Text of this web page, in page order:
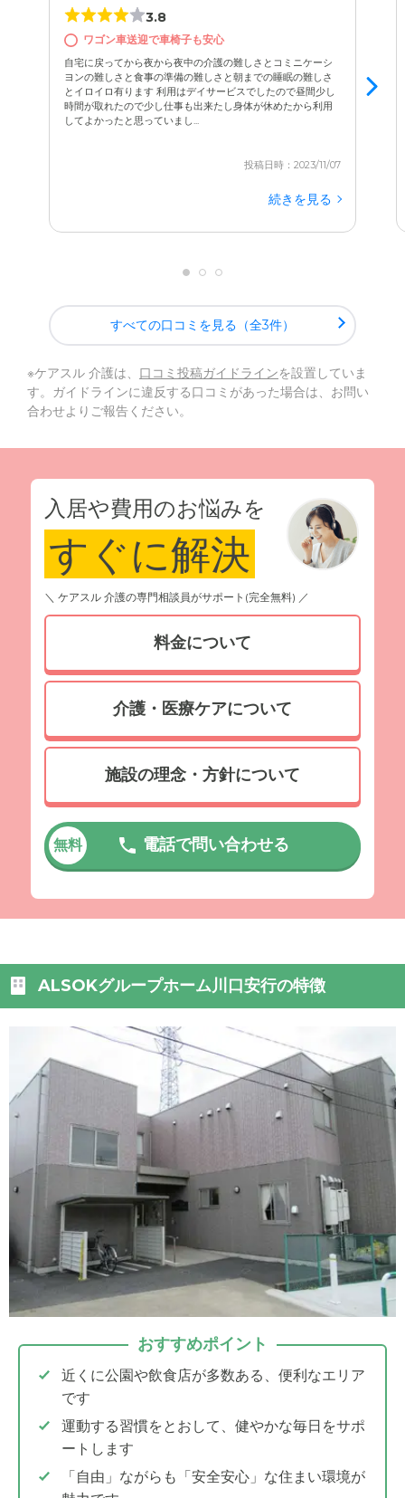
3.8
ワゴン車送迎で車椅子も安心
自宅に戻ってから夜から夜中の介護の難しさとコミニケーシ
ヨンの難しさと食事の準備の難しさと朝までの睡眠の難しさ
とイロイロ有ります 利用はデイサービスでしたので昼間少し
時間が取れたので少し仕事も出来たし身体が休めたから利用
してよかったと思っていまし...
投稿日時：2023/11/07
続きを見る
すべての口コミを見る（全3件）
※ケアスル 介護は、 口コミ投稿ガイドラインを設置していま
す。ガイドラインに違反する口コミがあった場合は、お問い
合わせよりご報告ください。
入居や費用のお悩みを
すぐに解決
＼ ケアスル 介護の専門相談員がサポート(完全無料) ／
料金について
介護・医療ケアについて
施設の理念・方針について
無料 電話で問い合わせる
ALSOKグループホーム川口安行の特徴
おすすめポイント
近くに公園や飲食店が多数ある、便利なエリア
です
運動する習慣をとおして、健やかな毎日をサポ
ートします
「自由」ながらも「安全安心」な住まい環境が